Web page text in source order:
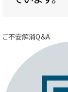
ご不安解消Q＆A